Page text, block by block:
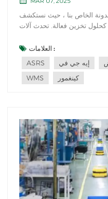
الخاص بنا ، حيث نستكشف
كحلول تخزين فعالة. تحدث آلات
ومراكز التوزيع وتحسين مساحة
المقالة ، سوف نتعمق في فوائد
العلامات :
ASRS
إيه جي في
WMS
كينغمور